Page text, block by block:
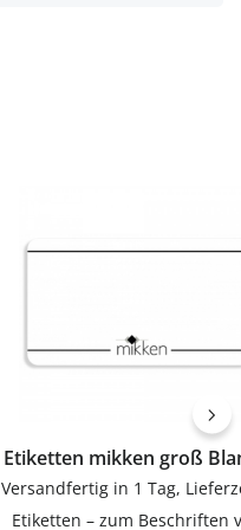
Etiketten mikken groß
Etiketten – zum Beschriften